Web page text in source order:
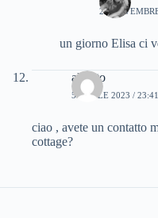
25
un giorno Elisa ci
alberto
5 APRILE 2023 / 23:41
ciao , avete un contatto
cottage?